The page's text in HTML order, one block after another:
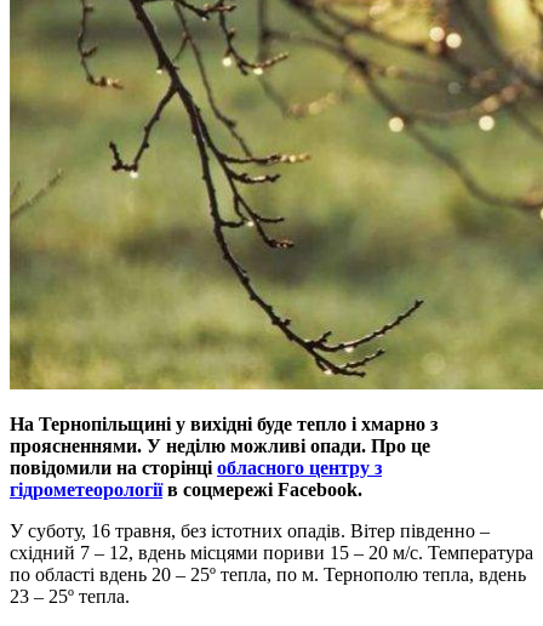
На Тернопільщині у вихідні буде тепло і хмарно з
проясненнями. У неділю можливі опади. Про це
повідомили на сторінці обласного центру з
гідрометеорологіїв соцмережі Facebook.
У суботу, 16 травня, без істотних опадів. Вітер південно –
східний 7 – 12, вдень місцями пориви 15 – 20 м/с. Температура
по області вдень 20 – 25º тепла, по м. Тернополю тепла, вдень
23 – 25º тепла.